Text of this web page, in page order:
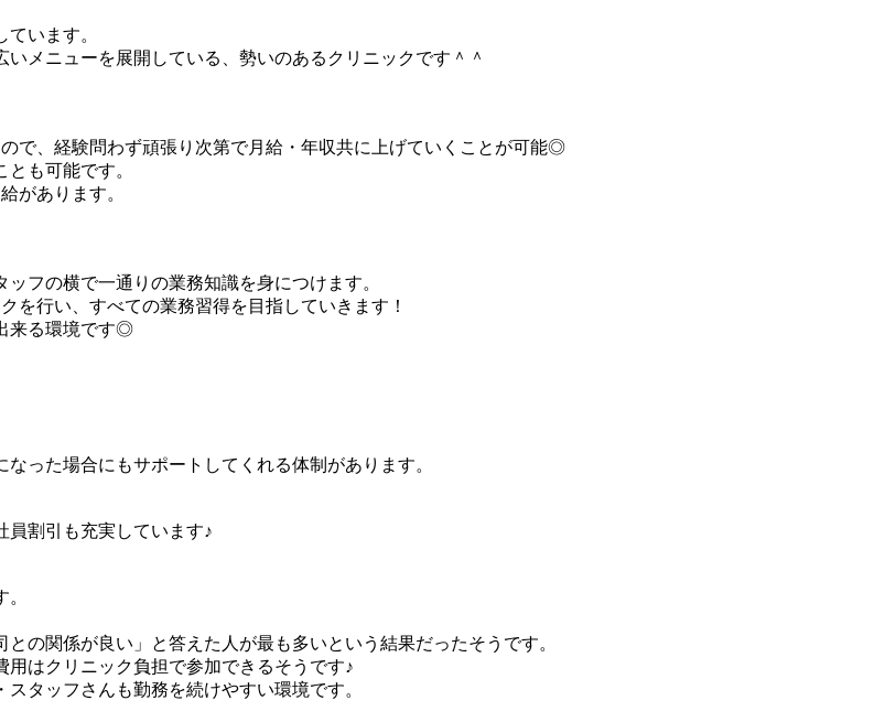
います。
メニューを展開している、勢いのあるクリニックです＾＾
で、経験問わず頑張り次第で月給・年収共に上げていくことが可能◎
も可能です。
があります。
フの横で一通りの業務知識を身につけます。
を行い、すべての業務習得を目指していきます！
来る環境です◎
った場合にもサポートしてくれる体制があります。
員割引も充実しています♪
の関係が良い」と答えた人が最も多いという結果だったそうです。
はクリニック負担で参加できるそうです♪
タッフさんも勤務を続けやすい環境です。